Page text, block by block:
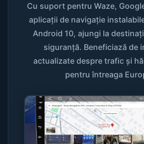
Cu suport pentru Waze,
aplicații de navigație
Android 10, ajungi la
siguranță. Beneficiază de
actualizate despre trafic și
pentru întreaga